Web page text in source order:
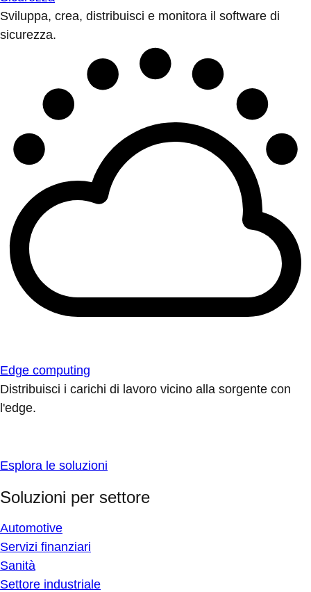
Sviluppa, crea, distribuisci e monitora il software di
sicurezza.
Edge computing
Distribuisci i carichi di lavoro vicino alla sorgente con
l'edge.
Esplora le soluzioni
Soluzioni per settore
Automotive
Servizi finanziari
Sanità
Settore industriale